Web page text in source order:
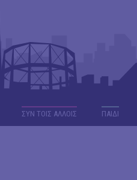
ΣΥΝ ΤΟΙΣ ΑΛΛΟΙΣ ΠΑΙΔΙ